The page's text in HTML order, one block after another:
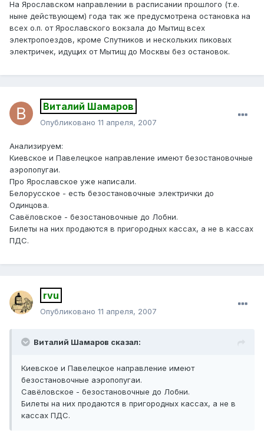
На Ярославском направлении в расписании прошлого (т.е.
ныне действующем) года так же предусмотрена остановка на
всех о.п. от Ярославского вокзала до Мытищ всех
электропоездов, кроме Спутников и нескольких пиковых
электричек, идущих от Мытищ до Москвы без остановок.
Виталий Шамаров
Опубликовано 11 апреля, 2007
Анализируем:
Киевское и Павелецкое направление имеют безостановочные
аэропопугаи.
Про Ярославское уже написали.
Белорусское - есть безостановочные электрички до
Одинцова.
Савёловское - безостановочные до Лобни.
Билеты на них продаются в пригородных кассах, а не в кассах
ПДС.
rvu
Опубликовано 11 апреля, 2007
Виталий Шамаров сказал:
Киевское и Павелецкое направление имеют
безостановочные аэропопугаи.
Савёловское - безостановочные до Лобни.
Билеты на них продаются в пригородных кассах, а не в
кассах ПДС.